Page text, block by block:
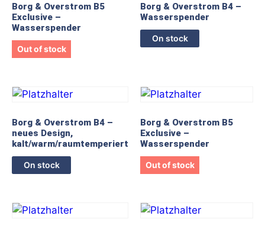
Borg & Overstrom B5
Exclusive –
Wasserspender
Out of stock
Borg & Overstrom B4 –
Wasserspender
On stock
Borg & Overstrom B4 –
neues Design,
kalt/warm/raumtemperiert
On stock
Borg & Overstrom B5
Exclusive –
Wasserspender
Out of stock